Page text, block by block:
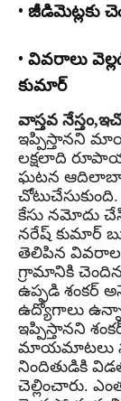
• జీడిమెట్లకు
• వివరాలు
కుమార్
వాస్తవ
ఇప్పిస్తానని
లక్షలాది
ఘటన
కేసు నమోదు
నరేష్ కుమార్
తెలిపిన వివరాల
గ్రామానికి
ఉప్పడి శంకర్
ఉద్యోగాలు
ఇప్పిస్తానని
మాయమాటలు
నిందితుడికి
చెల్లించారు.